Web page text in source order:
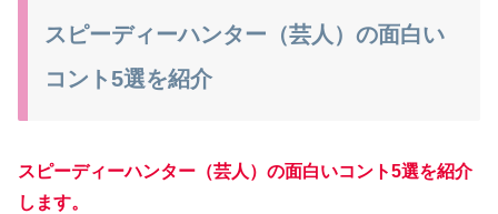
スピーディーハンター（芸人）の面白い
コント5選を紹介
スピーディーハンター（芸人）の面白いコント5選を紹介
します。